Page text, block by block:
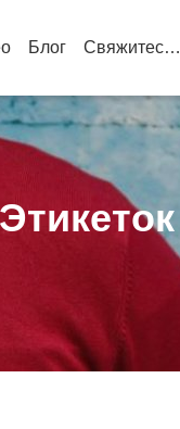
Блог Свяжитесь С Нами